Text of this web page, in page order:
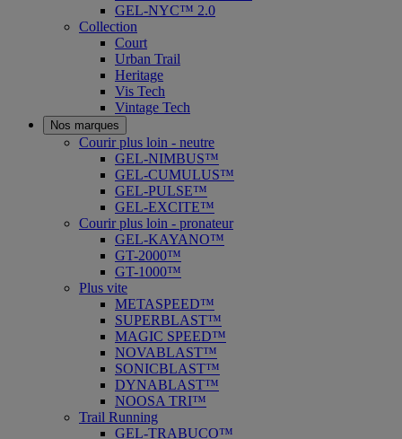
GEL-NYC™ 2.0
Collection
Court
Urban Trail
Heritage
Vis Tech
Vintage Tech
Nos marques
Courir plus loin - neutre
GEL-NIMBUS™
GEL-CUMULUS™
GEL-PULSE™
GEL-EXCITE™
Courir plus loin - pronateur
GEL-KAYANO™
GT-2000™
GT-1000™
Plus vite
METASPEED™
SUPERBLAST™
MAGIC SPEED™
NOVABLAST™
SONICBLAST™
DYNABLAST™
NOOSA TRI™
Trail Running
GEL-TRABUCO™